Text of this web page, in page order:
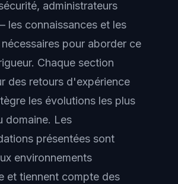
administrateurs
les connaissances et les
pour aborder ce
Chaque section
des retours d'expérience
les évolutions les plus
domaine. Les
présentées sont
environnements
et tiennent compte des